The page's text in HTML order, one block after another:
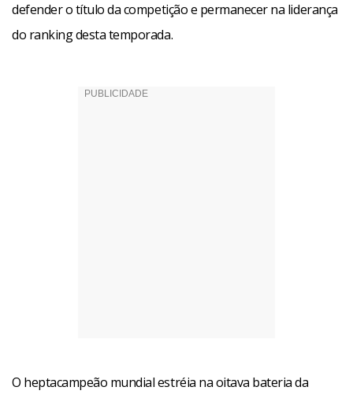
defender o título da competição e permanecer na liderança
do ranking desta temporada.
O heptacampeão mundial estréia na oitava bateria da